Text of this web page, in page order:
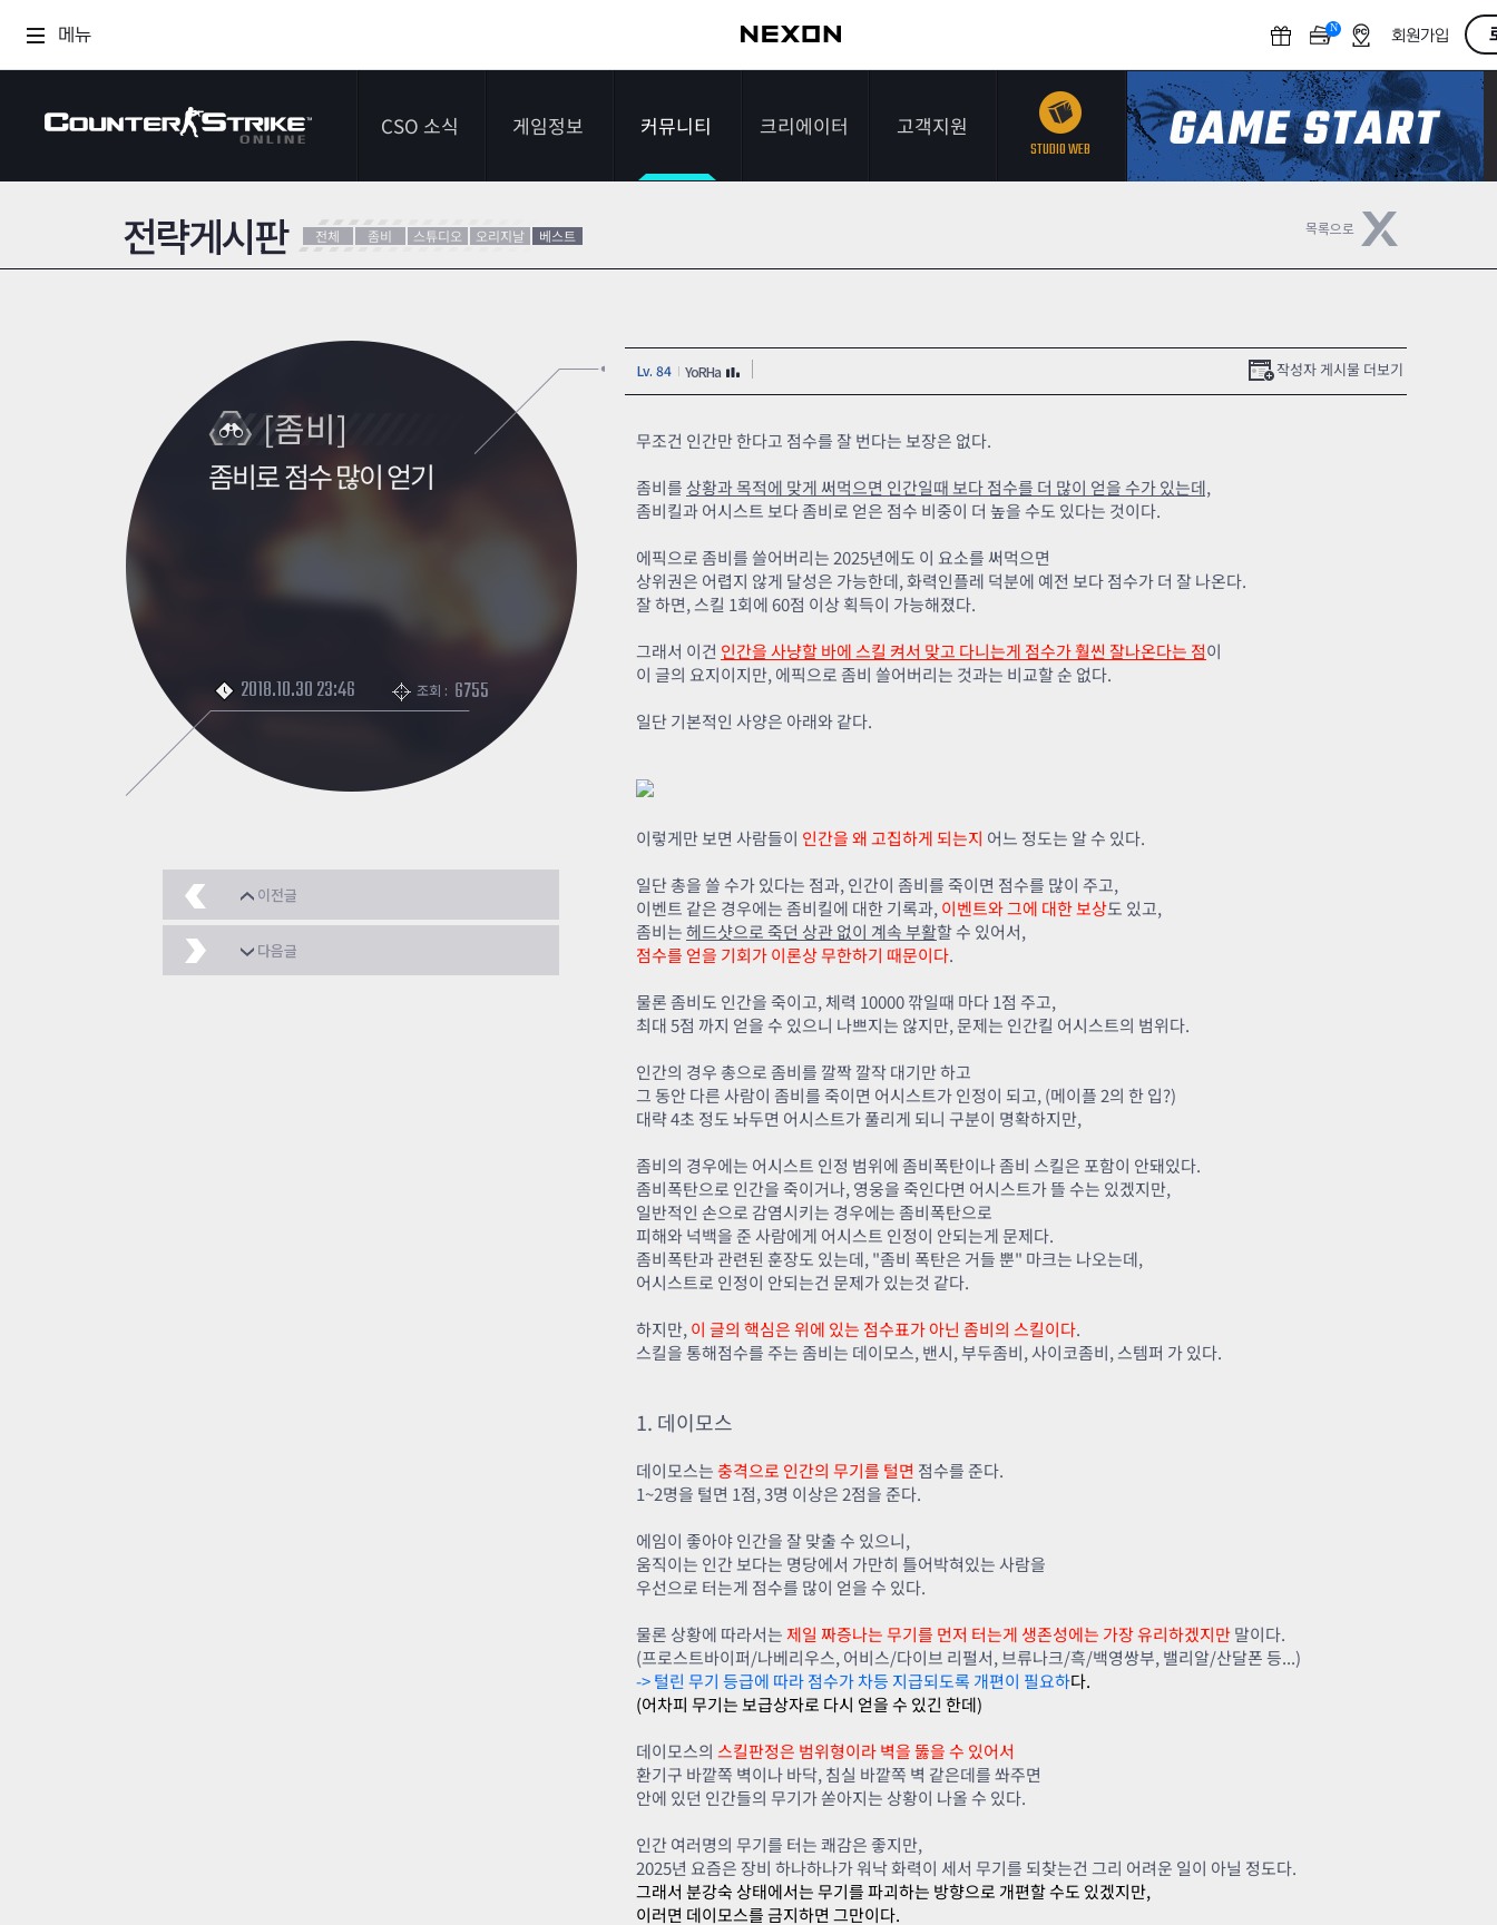
메뉴 N
F
회원가입
CSO 소식
공지사항
게임정보
가이드
레벨
NEXON NOW
추가 정보
카스온라인TV
커뮤니티
아이디어게시판
클래스 월페이퍼
크리에이터 고객지원
불법 프로그램 신고
STUDIO WEB
전략게시판 전체 좀비 스튜디오 오리지날 베스트
[좀비]
좀비로 점수 많이 얻기
2018.10.30 23:46 조회 : 6755
이전글
루아 스크립트 팁
다음글
[수정] 사칙연산 자동 계산기 업데이트 안내 (Ver.8.30) 2018.08.25
Lv. 84 YoRHa 작성자 게시물 더보기
무조건 인간만 한다고 점수를 잘 번다는 보장은 없다.
좀비를 상황과 목적에 맞게 써먹으면 인간일때 보다 점수를 더 많이 얻을 수가 있는데,
좀비킬과 어시스트 보다 좀비로 얻은 점수 비중이 더 높을 수도 있다는 것이다.
에픽으로 좀비를 쓸어버리는 2025년에도 이 요소를 써먹으면
상위권은 어렵지 않게 달성은 가능한데, 화력인플레 덕분에 예전 보다 점수가 더 잘 나온다.
잘 하면, 스킬 1회에 60점 이상 획득이 가능해졌다.
그래서 이건 인간을 사냥할 바에 스킬 켜서 맞고 다니는게 점수가 훨씬 잘나온다는 점이
이 글의 요지이지만, 에픽으로 좀비 쓸어버리는 것과는 비교할 순 없다.
일단 기본적인 사양은 아래와 같다.
이렇게만 보면 사람들이 인간을 왜 고집하게 되는지 어느 정도는 알 수 있다.
일단 총을 쓸 수가 있다는 점과, 인간이 좀비를 죽이면 점수를 많이 주고,
이벤트 같은 경우에는 좀비킬에 대한 기록과, 이벤트와 그에 대한 보상도 있고,
좀비는헤드샷으로 죽던 상관 없이 계속 부활할 수 있어서,
점수를 얻을 기회가 이론상 무한하기 때문이다.
물론 좀비도 인간을 죽이고, 체력 10000 깎일때 마다 1점 주고,
최대 5점 까지 얻을 수 있으니 나쁘지는 않지만, 문제는 인간킬 어시스트의 범위다.
인간의 경우 총으로 좀비를 깔짝 깔작 대기만 하고
그 동안 다른 사람이 좀비를 죽이면 어시스트가 인정이 되고, (메이플 2의 한 입?)
대략 4초 정도 놔두면 어시스트가 풀리게 되니 구분이 명확하지만,
좀비의 경우에는 어시스트 인정 범위에 좀비폭탄이나 좀비 스킬은 포함이 안돼있다.
좀비폭탄으로 인간을 죽이거나, 영웅을 죽인다면 어시스트가 뜰 수는 있겠지만,
일반적인 손으로 감염시키는 경우에는 좀비폭탄으로
피해와 넉백을 준 사람에게 어시스트 인정이 안되는게 문제다.
좀비폭탄과 관련된 훈장도 있는데, "좀비 폭탄은 거들 뿐" 마크는 나오는데,
어시스트로 인정이 안되는건 문제가 있는것 같다.
하지만, 이 글의 핵심은 위에 있는 점수표가 아닌 좀비의 스킬이다.
스킬을 통해점수를 주는 좀비는 데이모스, 밴시, 부두좀비, 사이코좀비, 스템퍼 가 있다.
1. 데이모스
데이모스는충격으로 인간의 무기를 털면 점수를 준다.
1~2명을 털면 1점, 3명 이상은 2점을 준다.
에임이 좋아야 인간을 잘 맞출 수 있으니,
움직이는 인간 보다는 명당에서 가만히 틀어박혀있는 사람을
우선으로 터는게 점수를 많이 얻을 수 있다.
물론 상황에 따라서는제일 짜증나는 무기를 먼저 터는게 생존성에는 가장 유리하겠지만말이다.
(프로스트바이퍼/나베리우스, 어비스/다이브 리펄서, 브류나크/흑/백영쌍부, 밸리알/산달폰 등...)
-> 털린 무기 등급에 따라 점수가 차등 지급되도록 개편이 필요하다.
(어차피 무기는 보급상자로 다시 얻을 수 있긴 한데)
데이모스의 스킬판정은 범위형이라 벽을 뚫을 수 있어서
환기구 바깥쪽 벽이나 바닥, 침실 바깥쪽 벽 같은데를 쏴주면
안에 있던 인간들의 무기가 쏟아지는 상황이 나올 수 있다.
인간 여러명의 무기를 터는 쾌감은 좋지만,
2025년 요즘은 장비 하나하나가 워낙 화력이 세서 무기를 되찾는건 그리 어려운 일이 아닐 정도다.
그래서 분강숙 상태에서는 무기를 파괴하는 방향으로 개편할 수도 있겠지만,
이러면 데이모스를 금지하면 그만이다.